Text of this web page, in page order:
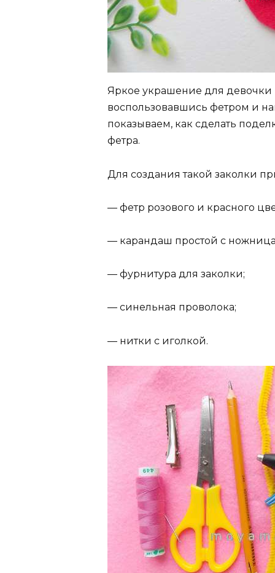
Яркое украшение для
воспользовавшись фетром и
показываем, как сделать
фетра.
Для создания такой заколки
— фетр розового и красного
— карандаш простой с
— фурнитура для заколки;
— синельная проволока;
— нитки с иголкой.